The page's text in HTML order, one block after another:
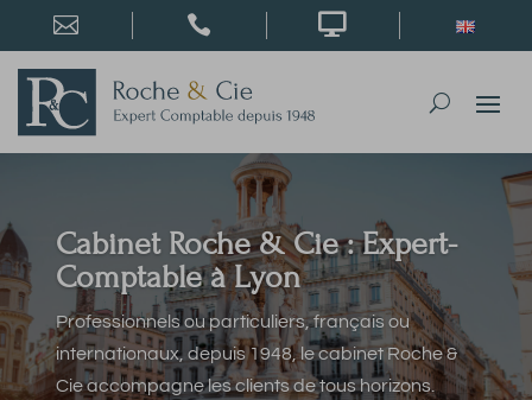
  
Cabinet Roche & Cie : Expert-
Comptable à Lyon
Professionnels ou particuliers, français ou
internationaux, depuis 1948, le cabinet Roche &
Cie accompagne les clients de tous horizons.